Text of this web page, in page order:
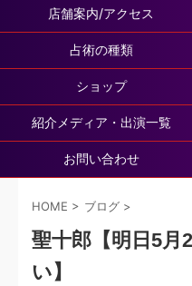
店舗案内/アクセス
占術の種類
ショップ
紹介メディア・出演一覧
お問い合わせ
HOME > ブログ >
聖十郎【明日5月
い】